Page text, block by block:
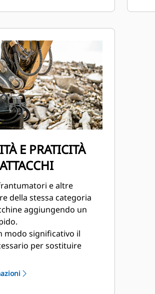
macchina.
solo pannello per
idraulici sono protetti
di un
per ridurre i tempi di
E PRATICITÀ
e altre
della stessa categoria
aggiungendo un
modo significativo il
per sostituire